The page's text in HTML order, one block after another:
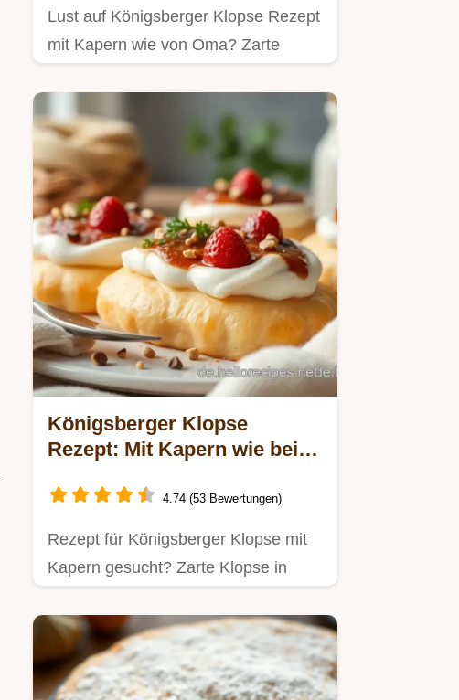
Lust auf Königsberger Klopse Rezept
mit Kapern wie von Oma? Zarte
Königsberger Klopse
Rezept: Mit Kapern wie bei
4.74 (53 Bewertungen)
Rezept für Königsberger Klopse mit
Kapern gesucht? Zarte Klopse in